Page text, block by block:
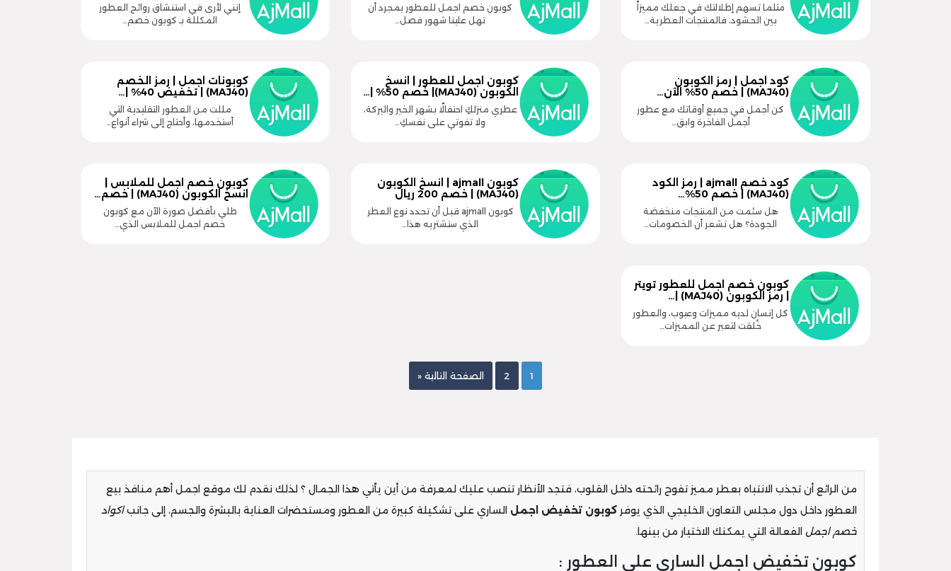
مثلما تسهم إطلالتك في جعلك مميزاً
بين الحشود، فالمنتجات العطرية…
كوبون خصم اجمل للعطور بمجرد أن
تهل علينا شهور فصل…
إنني لأرى في استنشاق روائح العطور
المكللة بـ كوبون خصم…
كود اجمل | رمز الكوبون
(MAJ40) | خصم 50% الآن…
كن أجمل في جميع أوقاتك مع عطور
أجمل الفاخرة وابق…
كوبون اجمل للعطور | انسخ
الكوبون (MAJ40)| خصم 50% |…
عطري منزلكِ احتفالًا بشهر الخير والبركة،
ولا تفوتي على نفسكِ…
كوبونات اجمل | رمز الخصم
(MAJ40) | تخفيض 40% |…
مللت من العطور التقليدية التي
أستخدمها، وأحتاج إلى شراء أنواع…
كود خصم ajmall | رمز الكود
(MAJ40) | خصم 50%…
هل سئمت من المنتجات منخفضة
الجودة؟ هل تشعر أن الخصومات…
كوبون ajmall | انسخ الكوبون
(MAJ40) | خصم 200 ريال
كوبون ajmall قبل أن تحدد نوع العطر
الذي ستشتريه هذا…
كوبون خصم اجمل للملابس |
انسخ الكوبون (MAJ40) | خصم…
طلي بأفضل صورة الآن مع كوبون
خصم اجمل للملابس الذي…
كوبون خصم اجمل للعطور تويتر
| رمز الكوبون (MAJ40) |…
كل إنسان لديه مميزات وعيوب، والعطور
خُلقت لتعبر عن المميزات…
1
2 الصفحة التالية «
من الرائع أن تجذب الانتباه بعطر مميز تفوح رائحته داخل القلوب، فتجد الأنظار تنصب عليك لمعرفة من أين يأتي هذا الجمال ؟ لذلك نقدم لك موقع اجمل أهم منافذ بيع
العطور داخل دول مجلس التعاون الخليجي الذي يوفر كوبون تخفيض اجمل الساري على تشكيلة كبيرة من العطور ومستحضرات العناية بالبشرة والجسم، إلى جانباكواد
خصم اجمل الفعالة التي يمكنك الاختيار من بينها.
كوبون تخفيض اجمل الساري على العطور :